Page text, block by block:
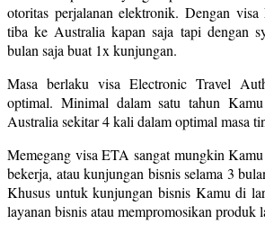
otoritas perjalanan elektronik. Dengan
tiba ke Australia kapan saja tapi dengan
bulan saja buat 1x kunjungan.
Masa berlaku visa Electronic Travel
optimal. Minimal dalam satu tahun
Australia sekitar 4 kali dalam optimal masa
Memegang visa ETA sangat mungkin
bekerja, atau kunjungan bisnis selama 3
Khusus untuk kunjungan bisnis Kamu di
layanan bisnis atau mempromosikan produk